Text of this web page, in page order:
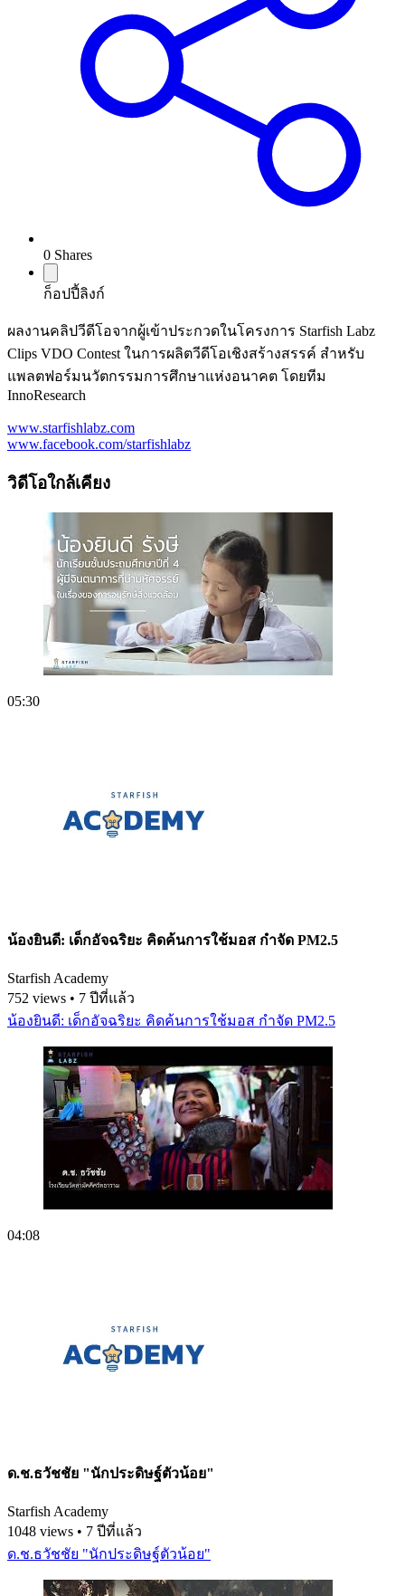
0 Shares
ก็อปปี้ลิงก์
ผลงานคลิปวีดีโอจากผู้เข้าประกวดในโครงการ Starfish Labz
Clips VDO Contest ในการผลิตวีดีโอเชิงสร้างสรรค์ สำหรับ
แพลตฟอร์มนวัตกรรมการศึกษาแห่งอนาคต โดยทีม
InnoResearch
www.starfishlabz.com
www.facebook.com/starfishlabz
วิดีโอใกล้เคียง
05:30
น้องยินดี: เด็กอัจฉริยะ คิดค้นการใช้มอส กำจัด PM2.5
Starfish Academy
752 views • 7 ปีที่แล้ว
น้องยินดี: เด็กอัจฉริยะ คิดค้นการใช้มอส กำจัด PM2.5
04:08
ด.ช.ธวัชชัย "นักประดิษฐ์ตัวน้อย"
Starfish Academy
1048 views • 7 ปีที่แล้ว
ด.ช.ธวัชชัย "นักประดิษฐ์ตัวน้อย"